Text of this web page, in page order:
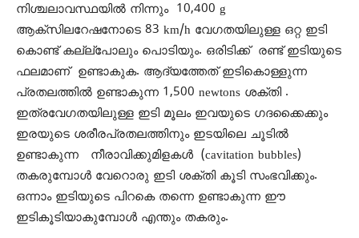
നിശ്ചലാവസ്ഥയിൽ നിന്നും 10,400 g
ആക്സിലറേഷനോടെ 83 km/h വേഗതയിലുള്ള ഒറ്റ ഇടി
കൊണ്ട് കല്ല്പോലും പൊടിയും. ഒരിടിക്ക് രണ്ട് ഇടിയുടെ
ഫലമാണ് ഉണ്ടാകുക. ആദ്യത്തേത് ഇടികൊള്ളുന്ന
പ്രതലത്തിൽ ഉണ്ടാകുന്ന 1,500 newtons ശക്തി .
ഇത്രവേഗതയിലുള്ള ഇടി മൂലം ഇവയുടെ ഗദക്കൈക്കും
ഇരയുടെ ശരീരപ്രതലത്തിനും ഇടയിലെ ചൂടിൽ
ഉണ്ടാകുന്ന നീരാവിക്കുമിളകൾ (cavitation bubbles)
തകരുമ്പോൾ വേറൊരു ഇടി ശക്തി കൂടി സംഭവിക്കും.
ഒന്നാം ഇടിയുടെ പിറകെ തന്നെ ഉണ്ടാകുന്ന ഈ
ഇടികൂടിയാകുമ്പോൾ എന്തും തകരും.